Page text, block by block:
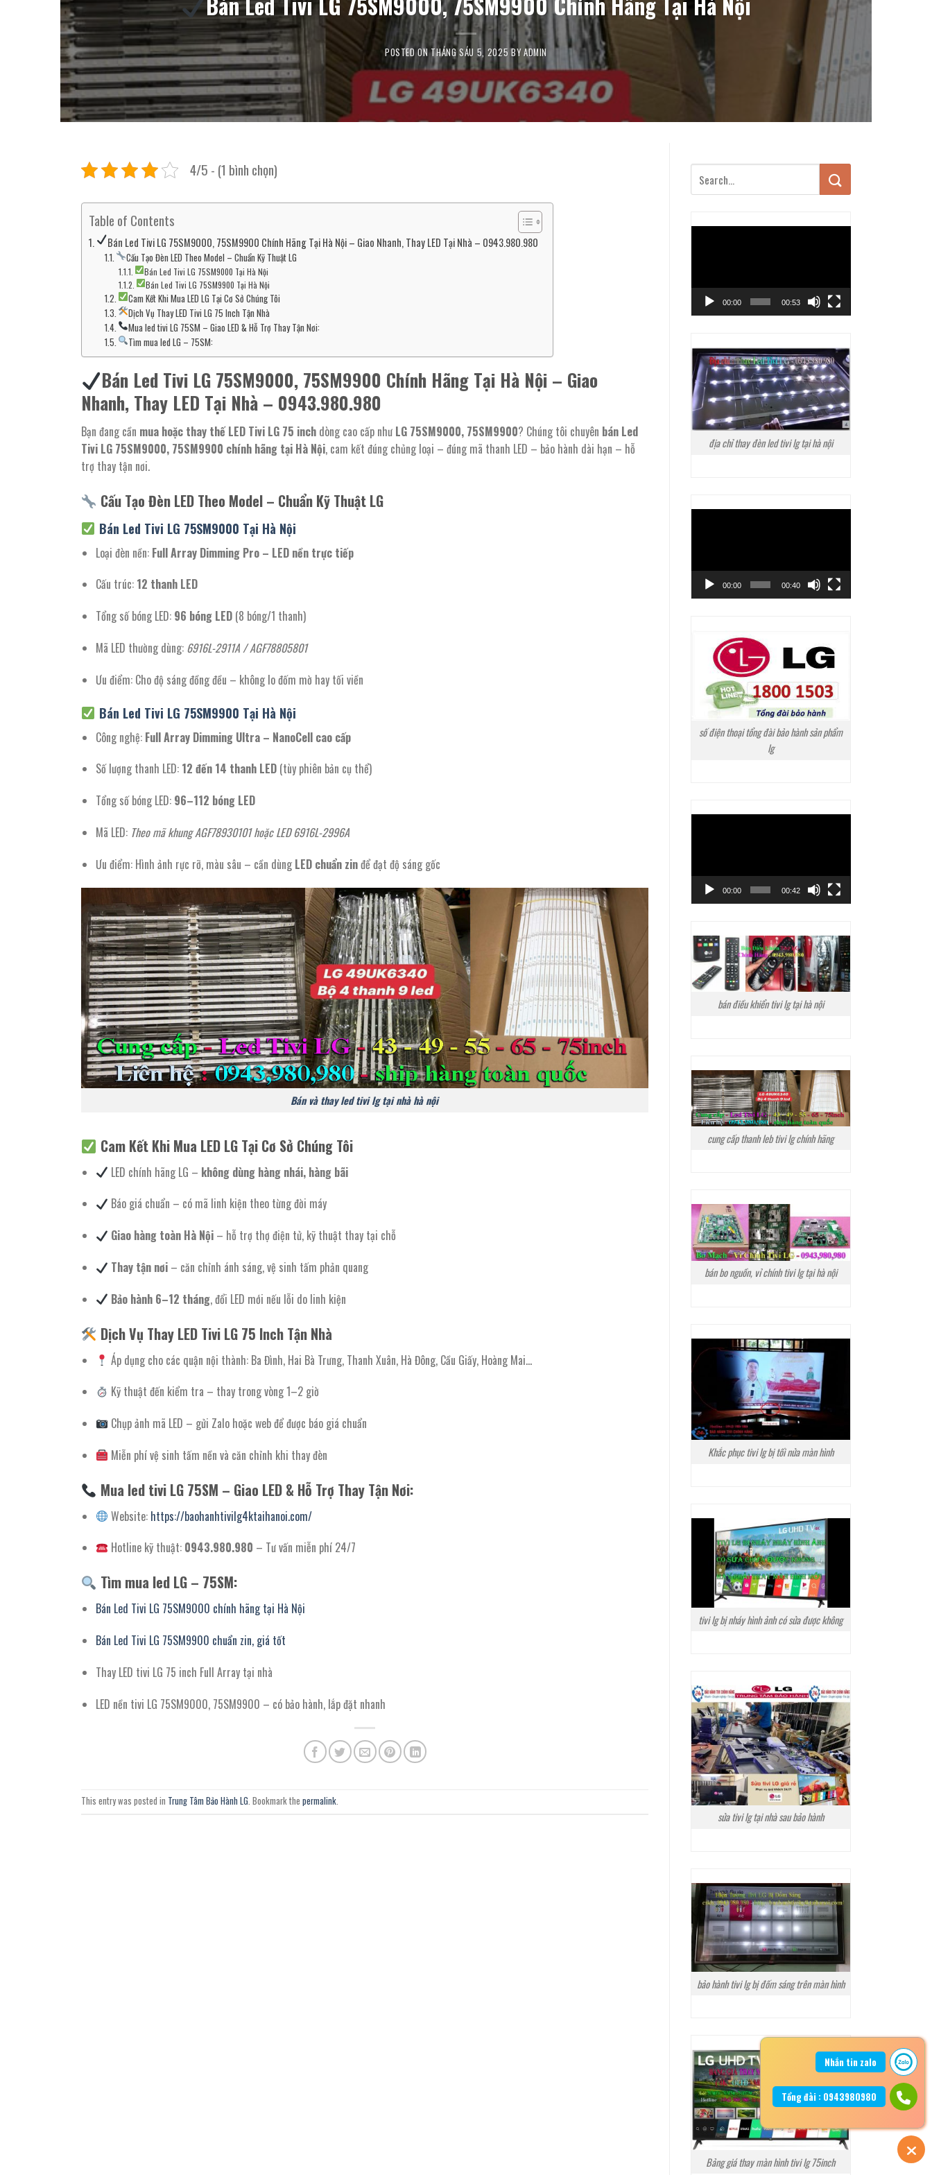
POSTED ONTHÁNG SÁU 5, 2025 BYADMIN
4/5 - (1 bình chọn)
Table of Contents
Bán Led Tivi LG 75SM9000, 75SM9900 Chính Hãng Tại Hà Nội – Giao Nhanh, Thay LED Tại Nhà – 0943.980.980
Cấu Tạo Đèn LED Theo Model – Chuẩn Kỹ Thuật LG
Bán Led Tivi LG 75SM9000 Tại Hà Nội
Bán Led Tivi LG 75SM9900 Tại Hà Nội
Cam Kết Khi Mua LED LG Tại Cơ Sở Chúng Tôi
Dịch Vụ Thay LED Tivi LG 75 Inch Tận Nhà
Mua led tivi LG 75SM – Giao LED & Hỗ Trợ Thay Tận Nơi:
Tìm mua led LG – 75SM:
Bán Led Tivi LG 75SM9000, 75SM9900 Chính Hãng Tại Hà Nội – Giao
Nhanh, Thay LED Tại Nhà – 0943.980.980
Bạn đang cần mua hoặc thay thế LED Tivi LG 75 inch dòng cao cấp như LG 75SM9000, 75SM9900? Chúng tôi chuyên bán Led
Tivi LG 75SM9000, 75SM9900 chính hãng tại Hà Nội, cam kết đúng chủng loại – đúng mã thanh LED – bảo hành dài hạn – hỗ
trợ thay tận nơi.
Cấu Tạo Đèn LED Theo Model – Chuẩn Kỹ Thuật LG
Bán Led Tivi LG 75SM9000 Tại Hà Nội
Loại đèn nền: Full Array Dimming Pro – LED nền trực tiếp
Cấu trúc: 12 thanh LED
Tổng số bóng LED: 96 bóng LED(8 bóng/1 thanh)
Mã LED thường dùng: 6916L-2911A / AGF78805801
Ưu điểm: Cho độ sáng đồng đều – không lo đốm mờ hay tối viền
Bán Led Tivi LG 75SM9900 Tại Hà Nội
Công nghệ: Full Array Dimming Ultra – NanoCell cao cấp
Số lượng thanh LED: 12 đến 14 thanh LED(tùy phiên bản cụ thể)
Tổng số bóng LED: 96–112 bóng LED
Mã LED: Theo mã khung AGF78930101 hoặc LED 6916L-2996A
Ưu điểm: Hình ảnh rực rỡ, màu sâu – cần dùng LED chuẩn zinđể đạt độ sáng gốc
Bán và thay led tivi lg tại nhà hà nội
Cam Kết Khi Mua LED LG Tại Cơ Sở Chúng Tôi
LED chính hãng LG – không dùng hàng nhái, hàng bãi
Báo giá chuẩn – có mã linh kiện theo từng đời máy
Giao hàng toàn Hà Nội – hỗ trợ thợ điện tử, kỹ thuật thay tại chỗ
Thay tận nơi – căn chỉnh ánh sáng, vệ sinh tấm phản quang
Bảo hành 6–12 tháng, đổi LED mới nếu lỗi do linh kiện
Dịch Vụ Thay LED Tivi LG 75 Inch Tận Nhà
Áp dụng cho các quận nội thành: Ba Đình, Hai Bà Trưng, Thanh Xuân, Hà Đông, Cầu Giấy, Hoàng Mai…
Kỹ thuật đến kiểm tra – thay trong vòng 1–2 giờ
Chụp ảnh mã LED – gửi Zalo hoặc web để được báo giá chuẩn
Miễn phí vệ sinh tấm nền và căn chỉnh khi thay đèn
Mua led tivi LG 75SM – Giao LED & Hỗ Trợ Thay Tận Nơi:
Website: https://baohanhtivilg4ktaihanoi.com/
Hotline kỹ thuật: 0943.980.980 – Tư vấn miễn phí 24/7
Tìm mua led LG – 75SM:
Bán Led Tivi LG 75SM9000 chính hãng tại Hà Nội
Bán Led Tivi LG 75SM9900 chuẩn zin, giá tốt
Thay LED tivi LG 75 inch Full Array tại nhà
LED nền tivi LG 75SM9000, 75SM9900 – có bảo hành, lắp đặt nhanh
This entry was posted in Trung Tâm Bảo Hành LG. Bookmark the permalink.
00:00 00:53
địa chỉ thay đèn led tivi lg tại hà nội
00:00 00:40
số điện thoại tổng đài bảo hành sản phẩm
lg
00:00 00:42
bán điều khiển tivi lg tại hà nội
cung cấp thanh leb tivi lg chính hãng
bán bo nguồn, vỉ chính tivi lg tại hà nội
Khắc phục tivi lg bị tối nửa màn hình
tivi lg bị nháy hình ảnh có sửa được không
sửa tivi lg tại nhà sau bảo hành
bảo hành tivi lg bị đốm sáng trên màn hình
Bảng giá thay màn hình tivi lg 75inch
Nhắn tin zalo
Tổng đài : 0943980980